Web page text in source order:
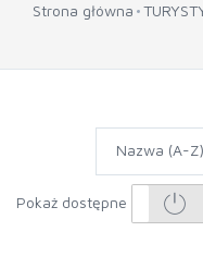
Strona główna
Pokaż dostępne